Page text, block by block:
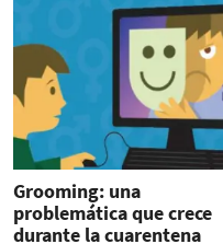
Grooming: una
problemática que crece
durante la cuarentena